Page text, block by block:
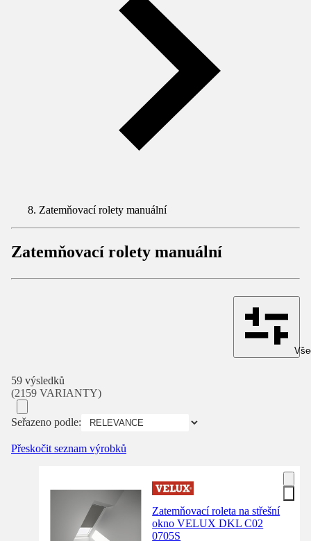
Zatemňovací rolety manuální
Zatemňovací rolety manuální
59 výsledků
(2159 VARIANTY)
Seřazeno podle:
Přeskočit seznam výrobků
Zatemňovací roleta na střešní
okno VELUX DKL C02
0705S